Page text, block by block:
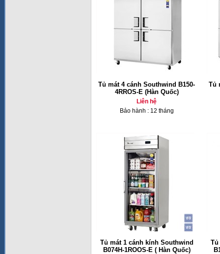
Tủ mát 4 cánh Southwind B150-
4RROS-E (Hàn Quốc)
Liên hệ
Bảo hành : 12 tháng
Tủ
Tủ mát 1 cánh kính Southwind
B074H-1ROOS-E ( Hàn Quốc)
Tủ